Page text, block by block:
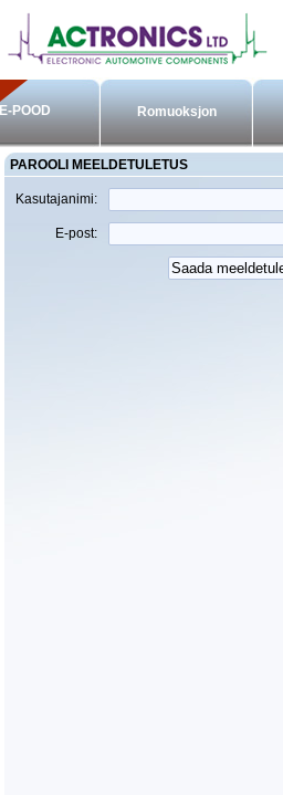
E-POOD Romuoksjon
PAROOLI MEELDETULETUS
Kasutajanimi:
E-post: